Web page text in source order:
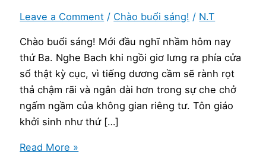
Leave a Comment / Chào buổi sáng! / N.T
Chào buổi sáng! Mới đầu nghĩ nhầm hôm nay
thứ Ba. Nghe Bach khi ngồi giơ lưng ra phía cửa
sổ thật kỳ cục, vì tiếng dương cầm sẽ rành rọt
thả chậm rãi và ngân dài hơn trong sự che chở
ngấm ngầm của không gian riêng tư. Tôn giáo
khởi sinh như thứ […]
Chào
Read More »